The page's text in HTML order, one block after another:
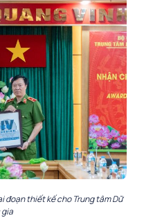
đoạn thiết kế cho Trung tâm Dữ